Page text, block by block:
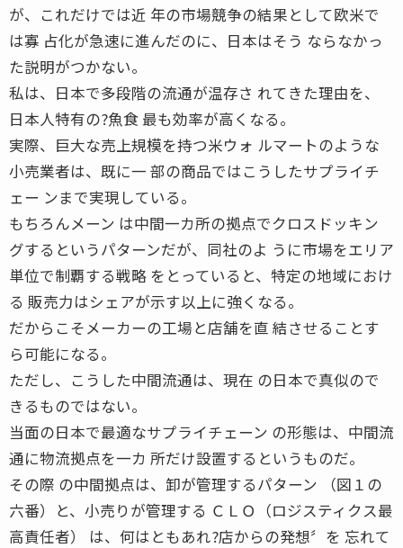
が、これだけでは近 年の市場競争の結果として欧米で
は寡 占化が急速に進んだのに、日本はそう ならなかっ
た説明がつかない。
私は、日本で多段階の流通が温存さ れてきた理由を、
日本人特有の?魚食 最も効率が高くなる。
実際、巨大な売上規模を持つ米ウォ ルマートのような
小売業者は、既に一 部の商品ではこうしたサプライチ
ェー ンまで実現している。
もちろんメーン は中間一カ所の拠点でクロスドッキン
グするというパターンだが、同社のよ うに市場をエリア
単位で制覇する戦略 をとっていると、特定の地域におけ
る 販売力はシェアが示す以上に強くなる。
だからこそメーカーの工場と店舗を直 結させることす
ら可能になる。
ただし、こうした中間流通は、現在 の日本で真似ので
きるものではない。
当面の日本で最適なサプライチェーン の形態は、中間流
通に物流拠点を一カ 所だけ設置するというものだ。
その際 の中間拠点は、卸が管理するパターン （図１の
六番）と、小売りが管理する ＣＬＯ（ロジスティクス最
高責任者） は、何はともあれ?店からの発想〞を 忘れて